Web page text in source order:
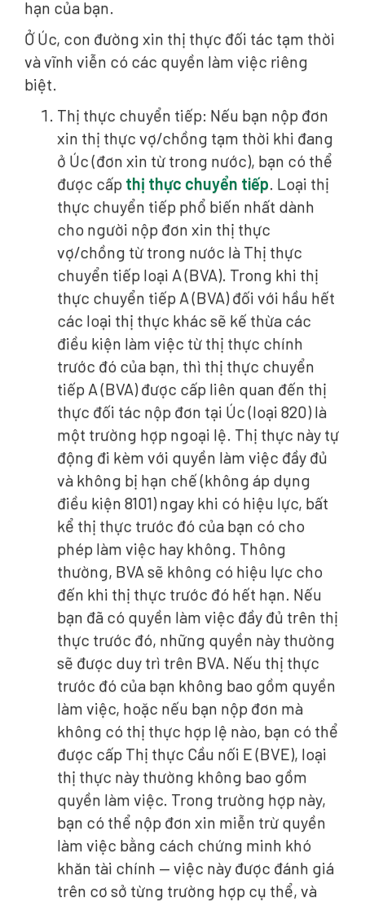
hạn của bạn.
Ở Úc, con đường xin thị thực đối tác tạm thời
và vĩnh viễn có các quyền làm việc riêng
biệt.
Thị thực chuyển tiếp: Nếu bạn nộp đơn
xin thị thực vợ/chồng tạm thời khi đang
ở Úc (đơn xin từ trong nước), bạn có thể
được cấp thị thực chuyển tiếp. Loại thị
thực chuyển tiếp phổ biến nhất dành
cho người nộp đơn xin thị thực
vợ/chồng từ trong nước là Thị thực
chuyển tiếp loại A (BVA). Trong khi thị
thực chuyển tiếp A (BVA) đối với hầu hết
các loại thị thực khác sẽ kế thừa các
điều kiện làm việc từ thị thực chính
trước đó của bạn, thì thị thực chuyển
tiếp A (BVA) được cấp liên quan đến thị
thực đối tác nộp đơn tại Úc (loại 820) là
một trường hợp ngoại lệ. Thị thực này tự
động đi kèm với quyền làm việc đầy đủ
và không bị hạn chế (không áp dụng
điều kiện 8101) ngay khi có hiệu lực, bất
kể thị thực trước đó của bạn có cho
phép làm việc hay không. Thông
thường, BVA sẽ không có hiệu lực cho
đến khi thị thực trước đó hết hạn. Nếu
bạn đã có quyền làm việc đầy đủ trên thị
thực trước đó, những quyền này thường
sẽ được duy trì trên BVA. Nếu thị thực
trước đó của bạn không bao gồm quyền
làm việc, hoặc nếu bạn nộp đơn mà
không có thị thực hợp lệ nào, bạn có thể
được cấp Thị thực Cầu nối E (BVE), loại
thị thực này thường không bao gồm
quyền làm việc. Trong trường hợp này,
bạn có thể nộp đơn xin miễn trừ quyền
làm việc bằng cách chứng minh khó
khăn tài chính — việc này được đánh giá
trên cơ sở từng trường hợp cụ thể, và